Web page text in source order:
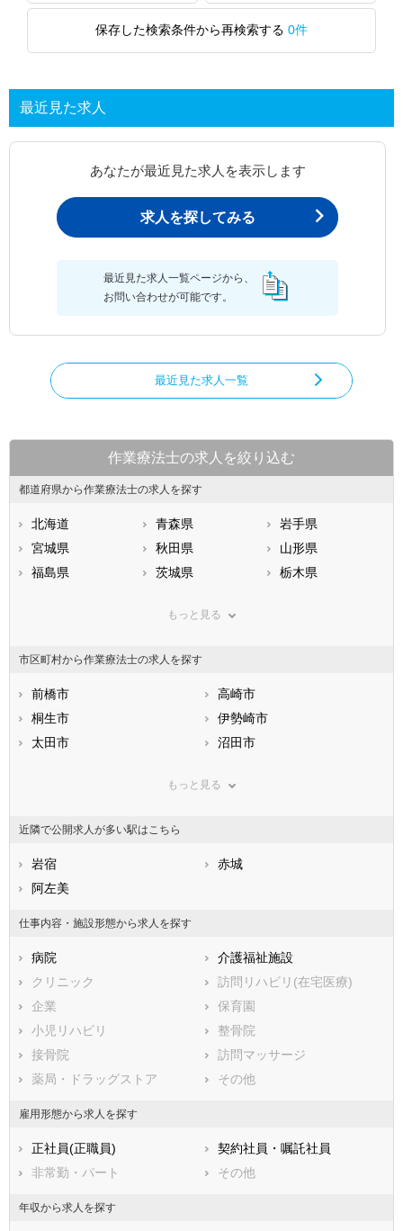
保存した検索条件から再検索する 0件
最近見た求人
あなたが最近見た求人を表示します
求人を探してみる
最近見た求人一覧ページから、
お問い合わせが可能です。
最近見た求人一覧
作業療法士の求人を絞り込む
都道府県から作業療法士の求人を探す
北海道 青森県
岩手県
宮城県
秋田県
山形県
福島県
茨城県
栃木県
神奈川県
石川県
福井県
静岡県
滋賀県
兵庫県
山口県
福岡県
佐賀県
熊本県
鹿児島県
もっと見る
市区町村から作業療法士の求人を探す
前橋市
高崎市
桐生市
伊勢崎市
太田市
沼田市
富岡市
富士見村
北群馬郡吉岡町
吉井町
多野郡上野村
吾妻郡長野原町
吾妻郡嬬恋村
吾妻郡草津町
吾妻郡高山村
吾妻郡東吾妻町
利根郡片品村
利根郡川場村
利根郡昭和村
利根郡みなかみ町
佐波郡玉村町
邑楽郡板倉町
邑楽郡明和町
邑楽郡千代田町
もっと見る
近隣で公開求人が多い駅はこちら
岩宿
赤城
阿左美
仕事内容・施設形態から求人を探す
病院
介護福祉施設
クリニック
訪問リハビリ(在宅医療)
企業
保育園
小児リハビリ
整骨院
接骨院
訪問マッサージ
薬局・ドラッグストア
その他
雇用形態から求人を探す
正社員(正職員)
契約社員・嘱託社員
非常勤・パート
その他
年収から求人を探す